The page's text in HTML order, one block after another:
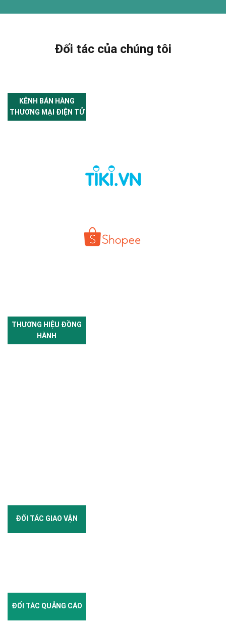
Đối tác của chúng tôi
KÊNH BÁN HÀNG
THƯƠNG MẠI ĐIỆN TỬ
THƯƠNG HIỆU ĐỒNG
HÀNH
ĐỐI TÁC GIAO VẬN
ĐỐI TÁC QUẢNG CÁO